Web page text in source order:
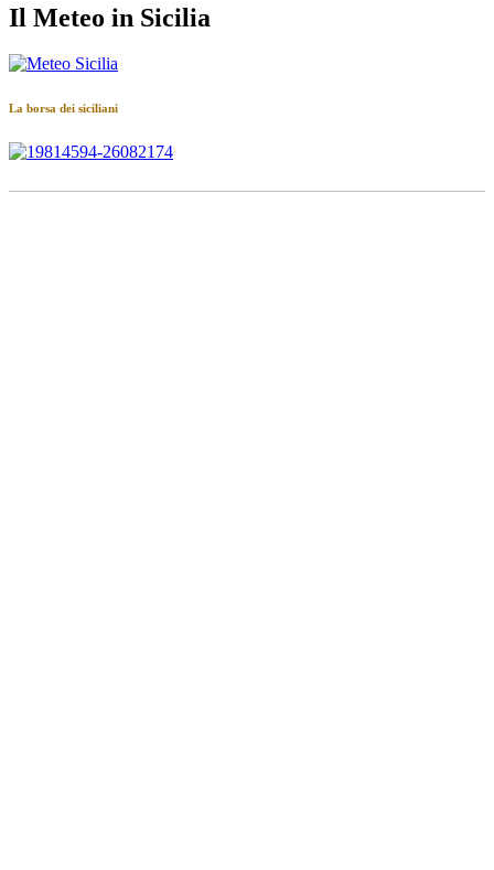
Il Meteo in Sicilia
La borsa dei siciliani